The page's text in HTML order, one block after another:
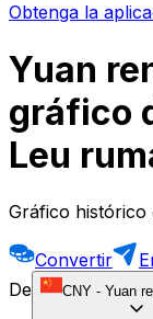
Obtenga la
Yuan
gráfico
Leu
Gráfico histórico
Convertir
De
CNY - Yuan